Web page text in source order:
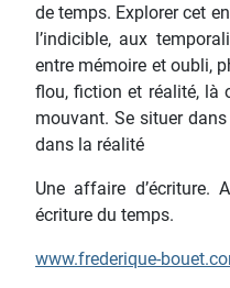
de temps. Explorer cet
l’indicible, aux
entre mémoire et oubli,
flou, fiction et réalité, là
mouvant. Se situer
dans la réalité
Une affaire d’écriture.
écriture du temps.
www.frederique-